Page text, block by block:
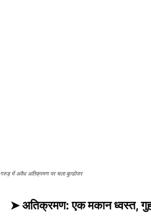
गरुड़ में अवैध अतिक्रमण पर चला बुल्डोजर
➤ अ​तिक्रमण: एक मकान ध्वस्त,